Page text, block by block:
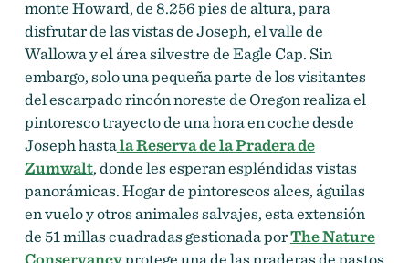
monte Howard, de 8.256 pies de altura, para
disfrutar de las vistas de Joseph, el valle de
Wallowa y el área silvestre de Eagle Cap. Sin
embargo, solo una pequeña parte de los visitantes
del escarpado rincón noreste de Oregon realiza el
pintoresco trayecto de una hora en coche desde
Joseph hastala Reserva de la Pradera de
Zumwalt, donde les esperan espléndidas vistas
panorámicas. Hogar de pintorescos alces, águilas
en vuelo y otros animales salvajes, esta extensión
de 51 millas cuadradas gestionada porThe Nature